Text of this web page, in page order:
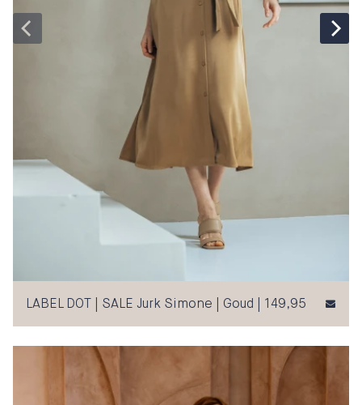
LABEL DOT | SALE Jurk Simone | Goud | 149,95